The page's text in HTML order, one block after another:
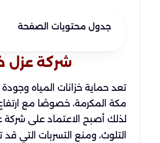
جدول محتويات الصفحة
شركة عزل
تعد حماية خزانات المياه
مكة المكرمة، خصوصًا مع
لذلك أصبح الاعتماد على
التلوث، ومنع التسربات التي